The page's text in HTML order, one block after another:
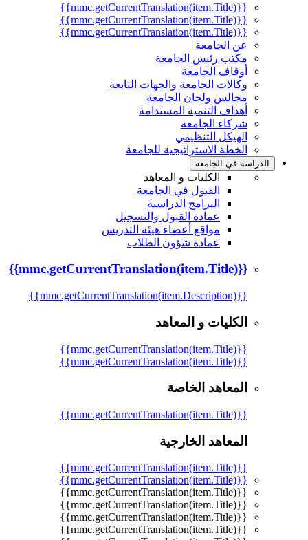
{{mmc.getCurrentTranslation(item.Title)}}
{{mmc.getCurrentTranslation(item.Title)}}
{{mmc.getCurrentTranslation(item.Title)}}
عن الجامعة
مكتب رئيس الجامعة
أوقاف الجامعة
وكالات الجامعة والجهات التابعة
مجالس ولجان الجامعة
أهداف التنمية المستدامة
شركاء الجامعة
الهيكل التنظيمي
الخطة الاستراتيجية للجامعة
الدراسة في الجامعة
الكليات و المعاهد
القبول في الجامعة
البرامج الدراسية
عمادة القبول والتسجيل
مواقع أعضاء هيئة التدريس
عمادة شؤون الطلاب
{{mmc.getCurrentTranslation(item.Title)}}
{{mmc.getCurrentTranslation(item.Description)}}
الكليات و المعاهد
{{mmc.getCurrentTranslation(item.Title)}}
{{mmc.getCurrentTranslation(item.Title)}}
المعاهد الخاصة
{{mmc.getCurrentTranslation(item.Title)}}
المعاهد الخارجية
{{mmc.getCurrentTranslation(item.Title)}}
{{mmc.getCurrentTranslation(item.Title)}}
{{mmc.getCurrentTranslation(item.Title)}}
{{mmc.getCurrentTranslation(item.Title)}}
{{mmc.getCurrentTranslation(item.Title)}}
{{mmc.getCurrentTranslation(item.Title)}}